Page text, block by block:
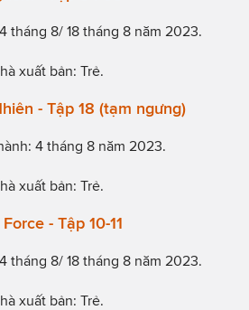
tháng 8/ 18 tháng 8 năm 2023.
xuất bản: Trẻ.
- Tập 18 (tạm ngưng)
4 tháng 8 năm 2023.
xuất bản: Trẻ.
- Tập 10-11
tháng 8/ 18 tháng 8 năm 2023.
xuất bản: Trẻ.